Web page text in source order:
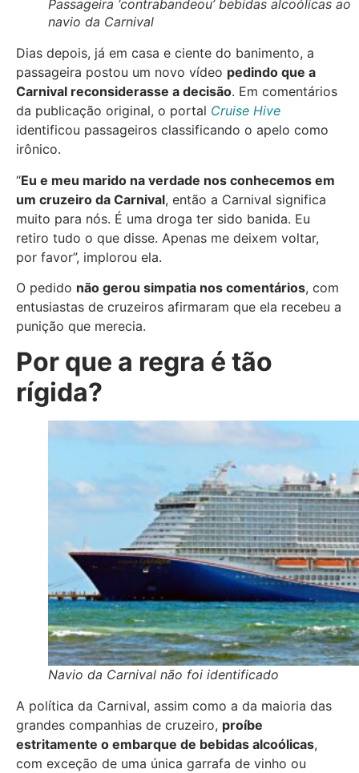
Passageira ‘contrabandeou’ bebidas alcoólicas ao
navio da Carnival
Dias depois, já em casa e ciente do banimento, a
passageira postou um novo vídeo pedindo que a
Carnival reconsiderasse a decisão. Em comentários
da publicação original, o portal Cruise Hive
identificou passageiros classificando o apelo como
irônico.
“Eu e meu marido na verdade nos conhecemos em
um cruzeiro da Carnival, então a Carnival significa
muito para nós. É uma droga ter sido banida. Eu
retiro tudo o que disse. Apenas me deixem voltar,
por favor”, implorou ela.
O pedido não gerou simpatia nos comentários, com
entusiastas de cruzeiros afirmaram que ela recebeu a
punição que merecia.
Por que a regra é tão
rígida?
Navio da Carnival não foi identificado
A política da Carnival, assim como a da maioria das
grandes companhias de cruzeiro, proíbe
estritamente o embarque de bebidas alcoólicas,
com exceção de uma única garrafa de vinho ou